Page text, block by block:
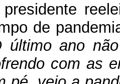
de
último ano
com as